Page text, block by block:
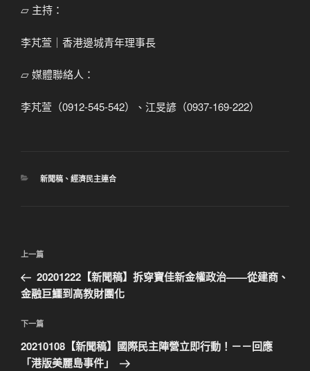
⏥ 主持：
李芃萱｜香港邊城青年理事長
⏥ 媒體聯絡人：
李芃萱（0912-545-542）、江旻諺（0937-169-222）
分
新聞稿、 經濟民主連合
文
導
覽
上
一
篇
章
上一篇
20201222【新聞稿】拆穿寶佳新金權政治——從建商、
金融巨鱷到高教財團化
下
一
篇
下一篇
20210108【新聞稿】國際民主陣營立即行動！－－回應
「港版美麗島事件」